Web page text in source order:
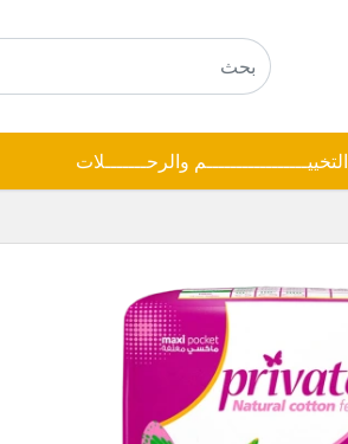
التخييـــــــــــــــــم والرحـــــــلات